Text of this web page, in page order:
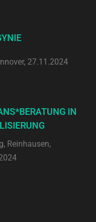
27.11.2024
IN
Reinhausen,